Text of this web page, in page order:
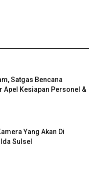
Satgas Bencana
Apel Kesiapan Personel &
Yang Akan Di
Sulsel